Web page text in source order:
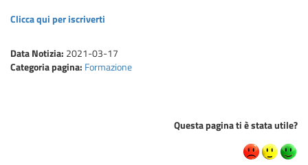
Clicca qui per iscriverti
Data Notizia: 2021-03-17
Categoria pagina: Formazione
Questa pagina ti è stata utile?